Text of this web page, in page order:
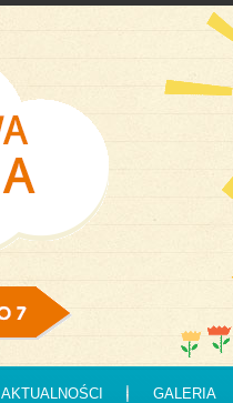
AKTUALNOŚCI GALERIA